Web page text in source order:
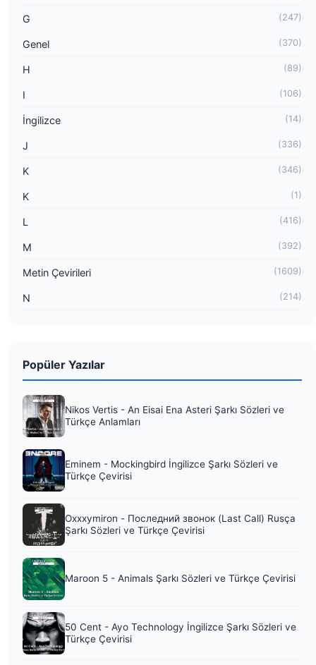
G (247)
Genel (370)
H (89)
I (106)
İngilizce (14)
J (336)
K (346)
K (1)
L (416)
M (392)
Metin Çevirileri (1609)
N (214)
Popüler Yazılar
Nikos Vertis - An Eisai Ena Asteri Şarkı Sözleri ve
Türkçe Anlamları
Eminem - Mockingbird İngilizce Şarkı Sözleri ve
Türkçe Çevirisi
Oxxxymiron - Последний звонок (Last Call) Rusça
Şarkı Sözleri ve Türkçe Çevirisi
Maroon 5 - Animals Şarkı Sözleri ve Türkçe Çevirisi
50 Cent - Ayo Technology İngilizce Şarkı Sözleri ve
Türkçe Çevirisi